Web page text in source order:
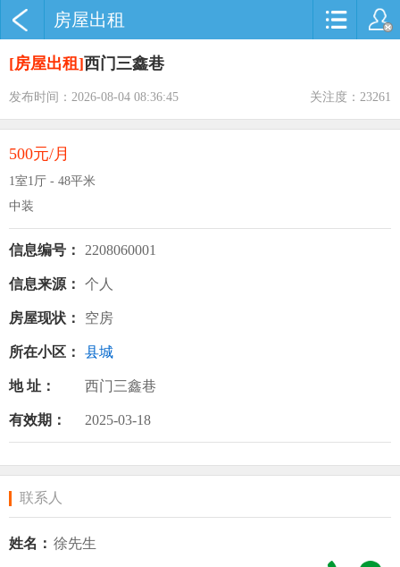
房屋出租
[房屋出租]西门三鑫巷
发布时间：2026-08-04 08:36:45 关注度：23261
500元/月
1室1厅 - 48平米
中装
信息编号： 2208060001
信息来源： 个人
房屋现状： 空房
所在小区： 县城
地 址： 西门三鑫巷
有效期： 2025-03-18
联系人
姓名： 徐先生